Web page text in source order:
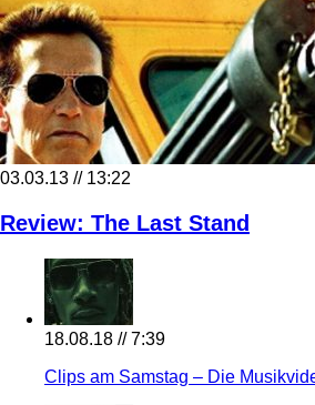
03.03.13 // 13:22
Review: The Last Stand
18.08.18 // 7:39
Clips am Samstag – Die